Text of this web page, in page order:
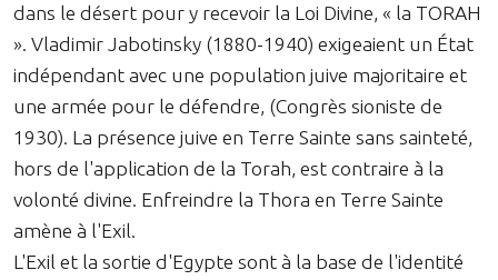
dans le désert pour y recevoir la Loi Divine, « la TORAH
». Vladimir Jabotinsky (1880-1940) exigeaient un État
indépendant avec une population juive majoritaire et
une armée pour le défendre, (Congrès sioniste de
1930). La présence juive en Terre Sainte sans sainteté,
hors de l'application de la Torah, est contraire à la
volonté divine. Enfreindre la Thora en Terre Sainte
amène à l'Exil.
L'Exil et la sortie d'Egypte sont à la base de l'identité